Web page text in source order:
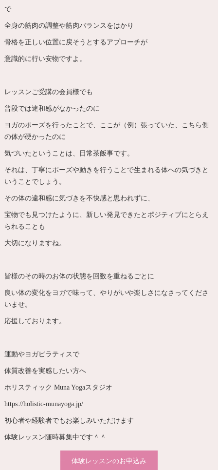
で
全身の筋肉の調整や筋肉バランスをはかり
骨格を正しい位置に戻そうとするアプローチが
意識的に行い安物ですよ。
レッスンご受講の会員様でも
普段では違和感がなかったのに
ヨガのポーズを行ったことで、ここが（例）張っていた、こちら側
の体が硬かったのに
気づいたということは、日常茶飯事です。
それは、丁寧にポーズや動きを行うことで生まれる体への気づきと
いうことでしょう。
その体の違和感に気づきを不快感と思われずに、
宝物でも見つけたように、新しい発見できたとポジティブにとらえ
られることも
大切になりますね。
皆様のその時のお体の状態を回数を重ねるごとに
良い体の変化をヨガで味って、やりがいや楽しさになさってくださ
いませ。
応援しております。
運動やヨガピラティスで
体質改善を実感したい方へ
ホリスティック Muna Yogaスタジオ
https://holistic-munayoga.jp/
初心者や経験者でもお楽しみいただけます
体験レッスン随時募集中です＾＾
体験レッスンのお申込み